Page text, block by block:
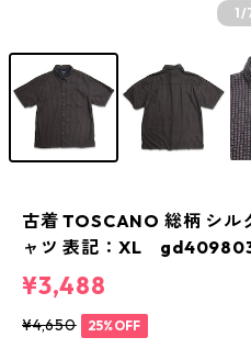
1/
古着 TOSCANO 総柄 シル
ャツ 表記：XL
¥3,488
¥4,650 25%OFF